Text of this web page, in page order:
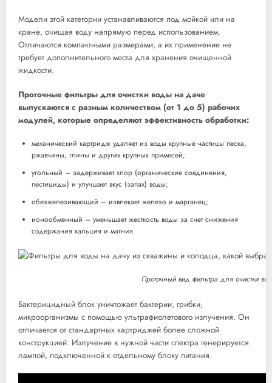
Модели этой категории устанавливаются под мойкой или на
кране, очищая воду напрямую перед использованием.
Отличаются компактными размерами, а их применение не
требует дополнительного места для хранения очищенной
жидкости.
Проточные фильтры для очистки воды на даче
выпускаются с разным количеством (от 1 до 5) рабочих
модулей, которые определяют эффективность обработки:
механический картридж удаляет из воды крупные частицы песка,
ржавчины, глины и других крупных примесей;
угольный – задерживает хлор (органические соединения,
пестициды) и улучшает вкус (запах) воды;
обезжелезивающий – извлекает железо и марганец;
ионообменный – уменьшает жесткость воды за счет снижения
содержания кальция и магния.
Проточный вид фильтра для очистки
Бактерицидный блок уничтожает бактерии, грибки,
микроорганизмы с помощью ультрафиолетового излучения. Он
отличается от стандартных картриджей более сложной
конструкцией. Излучение в нужной части спектра генерируется
лампой, подключенной к отдельному блоку питания.